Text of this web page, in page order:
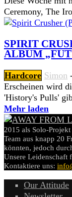
Ceremony, The
SPIRIT
ALBUM
Hardcore Simon
Erscheinen wird
'History's Pulls'
Mehr laden
2015 als Solo-
Team aus knapp 20
könnten, jedoch
Unsere Leidenschaft
Kontaktiere uns:
Our Attitude